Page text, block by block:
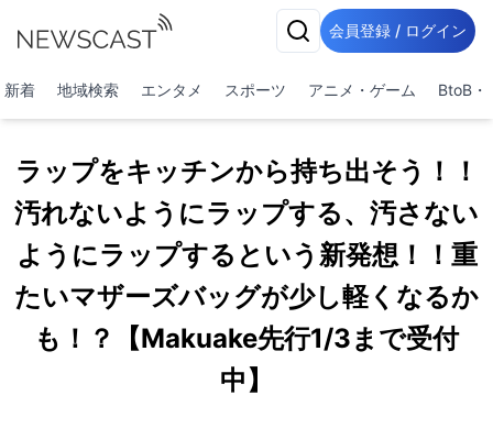
会員登録 / ログイン
新着 地域検索 エンタメ スポーツ アニメ・ゲーム BtoB・
ラップをキッチンから持ち出そう！！
汚れないようにラップする、汚さない
ようにラップするという新発想！！重
たいマザーズバッグが少し軽くなるか
も！？【Makuake先行1/3まで受付
中】